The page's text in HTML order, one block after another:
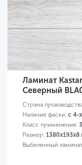
Ламинат
Северный
Страна
Наличие фаски: с 4-
Класс применения:
Размер:
Выбеленный